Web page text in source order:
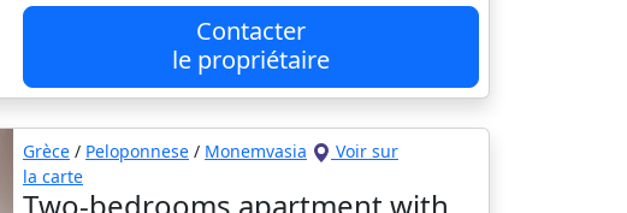
Contacter
le propriétaire
Grèce / Peloponnese / Monemvasia
Voir sur
la carte